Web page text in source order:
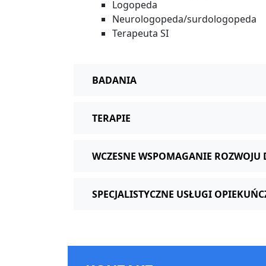
Logopeda
Neurologopeda/surdologopeda
Terapeuta SI
BADANIA
TERAPIE
WCZESNE WSPOMAGANIE ROZWOJU
SPECJALISTYCZNE USŁUGI